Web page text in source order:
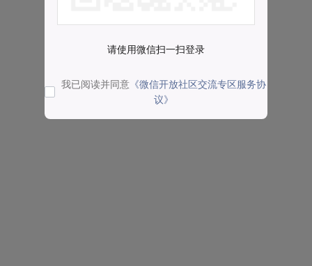
请使用微信扫一扫登录
我已阅读并同意 《微信开放社区交流专区服务协
议》